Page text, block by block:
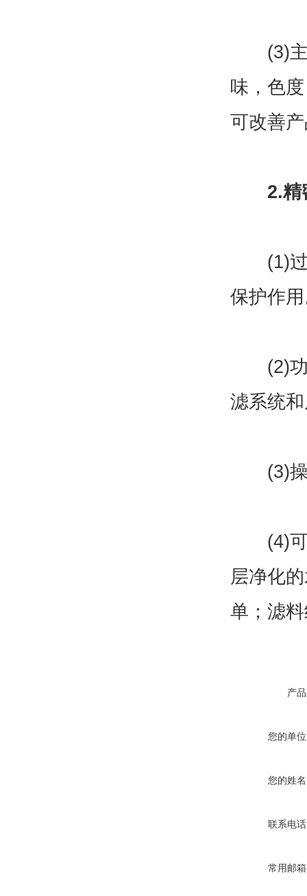
(3)主
味，色
可改善
2.精
(1)过
保护作
(2)功
滤系统
(3)操
(4)可
层净化
单；滤
产
您的单
您的姓
联系电
常用邮